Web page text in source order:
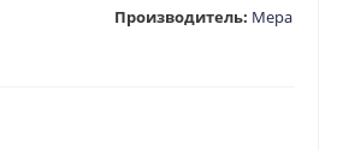
Производитель: Мера